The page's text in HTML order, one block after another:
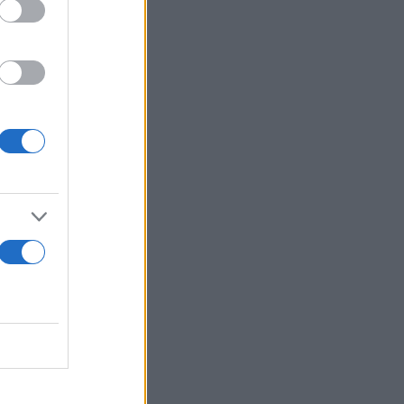
ίδια την
δεν τον